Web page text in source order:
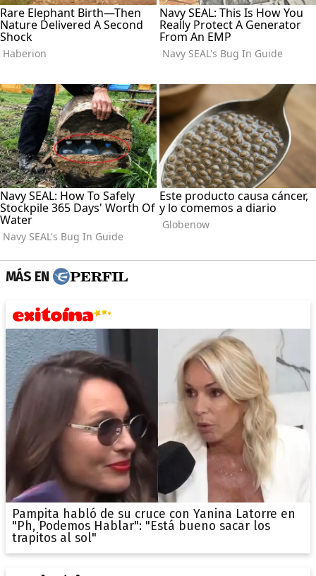
MÁS EN
Pampita habló de su cruce con Yanina Latorre en
"Ph, Podemos Hablar": "Está bueno sacar los
trapitos al sol"